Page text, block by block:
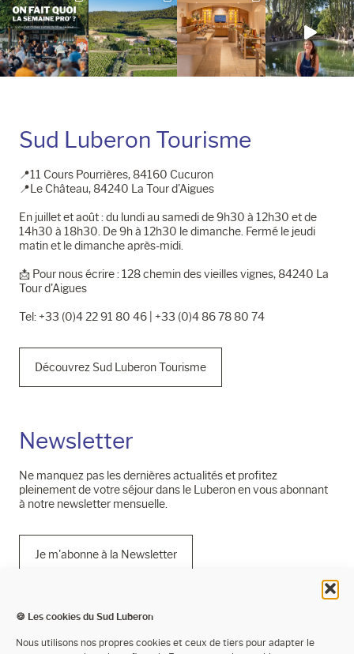
🍪 Les cookies du Sud Luberon
Nous utilisons nos propres cookies et ceux de tiers pour adapter le
Sud Luberon Tourisme
📍11 Cours Pourrières, 84160 Cucuron
📍Le Château, 84240 La Tour d'Aigues
En juillet et août : du lundi au samedi de 9h30 à 12h30 et de
14h30 à 18h30. De 9h à 12h30 le dimanche. Fermé le jeudi
matin et le dimanche après-midi.
📩​ Pour nous écrire : 128 chemin des vieilles vignes, 84240 La
Tour d'Aigues
Tel: +33 (0)4 22 91 80 46 | +33 (0)4 86 78 80 74
Découvrez Sud Luberon Tourisme
Newsletter
Ne manquez pas les dernières actualités et profitez
pleinement de votre séjour dans le Luberon en vous abonnant
à notre newsletter mensuelle.
Je m'abonne à la Newsletter
Mentions légales